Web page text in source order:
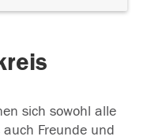
sich sowohl alle
Freunde und